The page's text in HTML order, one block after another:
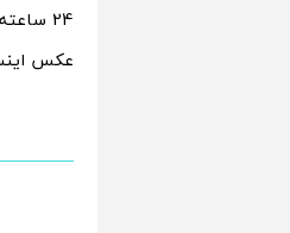
عکس